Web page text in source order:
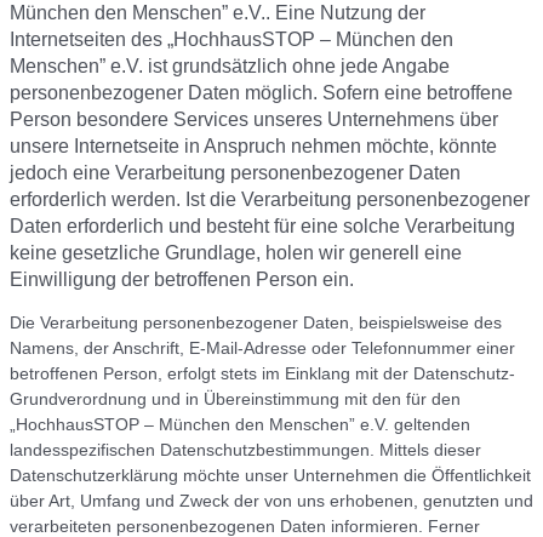
München den Menschen” e.V.. Eine Nutzung der
Internetseiten des „HochhausSTOP – München den
Menschen” e.V. ist grundsätzlich ohne jede Angabe
personenbezogener Daten möglich. Sofern eine betroffene
Person besondere Services unseres Unternehmens über
unsere Internetseite in Anspruch nehmen möchte, könnte
jedoch eine Verarbeitung personenbezogener Daten
erforderlich werden. Ist die Verarbeitung personenbezogener
Daten erforderlich und besteht für eine solche Verarbeitung
keine gesetzliche Grundlage, holen wir generell eine
Einwilligung der betroffenen Person ein.
Die Verarbeitung personenbezogener Daten, beispielsweise des
Namens, der Anschrift, E-Mail-Adresse oder Telefonnummer einer
betroffenen Person, erfolgt stets im Einklang mit der Datenschutz-
Grundverordnung und in Übereinstimmung mit den für den
„HochhausSTOP – München den Menschen” e.V. geltenden
landesspezifischen Datenschutzbestimmungen. Mittels dieser
Datenschutzerklärung möchte unser Unternehmen die Öffentlichkeit
über Art, Umfang und Zweck der von uns erhobenen, genutzten und
verarbeiteten personenbezogenen Daten informieren. Ferner